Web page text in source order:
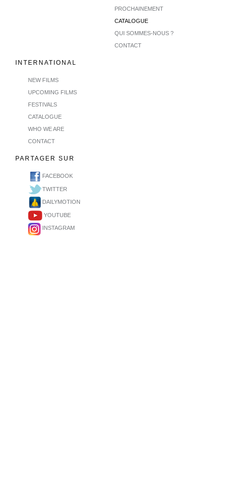
PROCHAINEMENT
CATALOGUE
QUI SOMMES-NOUS ?
CONTACT
INTERNATIONAL
NEW FILMS
UPCOMING FILMS
FESTIVALS
CATALOGUE
WHO WE ARE
CONTACT
PARTAGER SUR
FACEBOOK
TWITTER
DAILYMOTION
YOUTUBE
INSTAGRAM